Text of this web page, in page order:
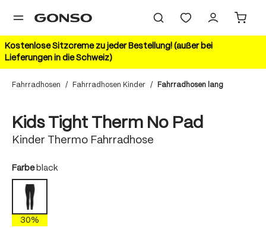
springen
Kostenlose Sitzcreme zu jeder Bestellung! (außer bei
Lieferungen in die Schweiz)
Fahrradhosen / Fahrradhosen Kinder / Fahrradhosen lang
Kids Tight Therm No Pad
Kinder Thermo Fahrradhose
Farbeauswählen
black
black
30%